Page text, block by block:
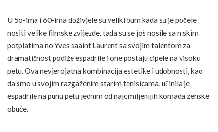
U 5o-ima i 60-ima doživjele su veliki bum kada su je počele
nositi velike filmske zvijezde. tada su se još nosile sa niskim
potplatima no Yves saaint Laurent sa svojim talentom za
dramatičnost podiže espadrile i one postaju cipele na visoku
petu. Ova nevjerojatna kombinacija estetike i udobnosti, kao
da smo u svojim razgaženim starim tenisicama, učinila je
espadrile na punu petu jednim od najomiljenijih komada ženske
obuće.